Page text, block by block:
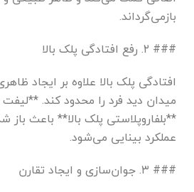
بازمی‌گرداند.
### ۲. رفع افتادگی پلک بالا
افتادگی پلک بالا علاوه بر ایجاد
میدان دید فرد را محدود کند.
**بلفاروپلاستی پلک بالا** باعث
عملکرد بینایی می‌شود.
### ۳. جوان‌سازی و ایجاد تقارن